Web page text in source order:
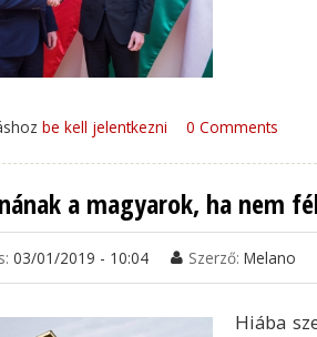
be kell jelentkezni 0 Comments
a magyarok, ha nem
03/01/2019 - 10:04 Szerző: Melano
Hiába